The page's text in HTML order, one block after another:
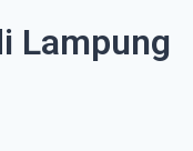
Lampung